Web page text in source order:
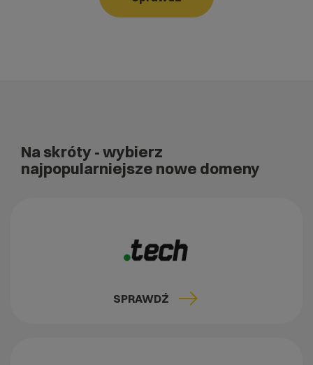
Na skróty - wybierz
najpopularniejsze nowe domeny
SPRAWDŹ